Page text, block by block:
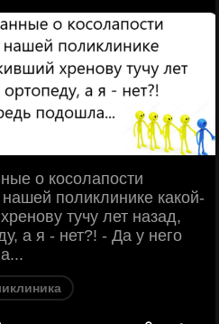
о косолапости
поликлинике какой-
тучу лет назад,
а я - нет?! - Да у него